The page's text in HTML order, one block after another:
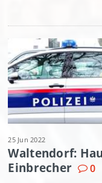
25 Jun 2022
Waltendorf:
Einbrecher
0